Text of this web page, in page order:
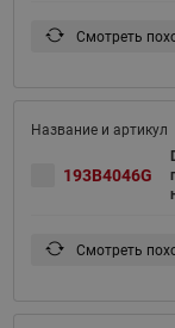
Смотреть
193B4046G
Смотреть